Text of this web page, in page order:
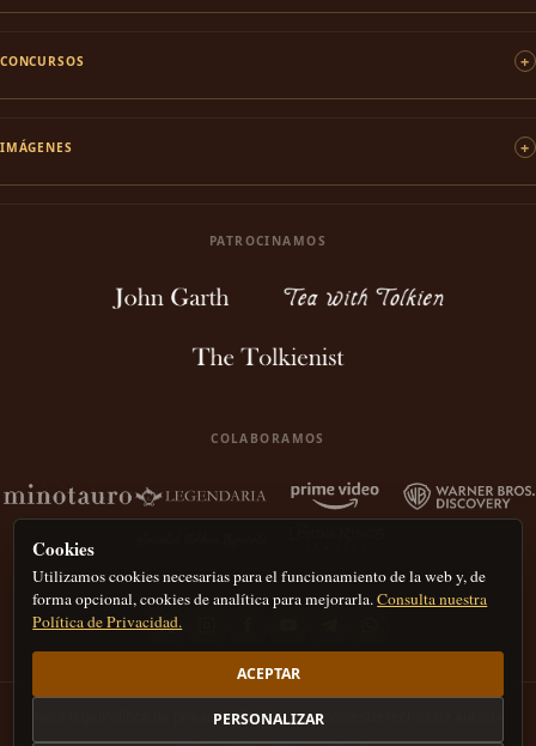
CONCURSOS
IMÁGENES
PATROCINAMOS
COLABORAMOS
Política de privacidadPolítica de Cookies
Cookies
Utilizamos cookies necesarias para el funcionamiento de la web y, de
forma opcional, cookies de analítica para mejorarla.Consulta nuestra
Política de Privacidad.
ACEPTAR
PERSONALIZAR